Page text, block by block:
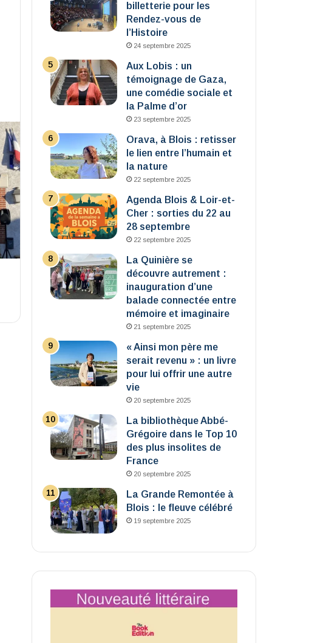
billetterie pour les
Rendez-vous de
l’Histoire
24 septembre 2025
Aux Lobis : un
témoignage de Gaza,
une comédie sociale et
la Palme d’or
23 septembre 2025
Orava, à Blois : retisser
le lien entre l’humain et
la nature
22 septembre 2025
Agenda Blois & Loir-et-
Cher : sorties du 22 au
28 septembre
22 septembre 2025
La Quinière se
découvre autrement :
inauguration d’une
balade connectée entre
mémoire et imaginaire
21 septembre 2025
« Ainsi mon père me
serait revenu » : un livre
pour lui offrir une autre
vie
20 septembre 2025
La bibliothèque Abbé-
Grégoire dans le Top 10
des plus insolites de
France
20 septembre 2025
La Grande Remontée à
Blois : le fleuve célébré
19 septembre 2025